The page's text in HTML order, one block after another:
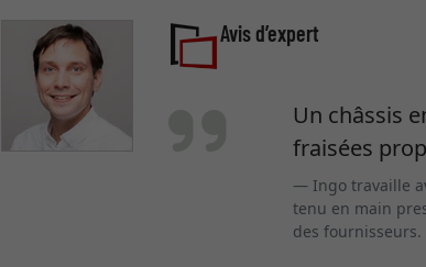
Avis d’expert
Un châssis
fraisées
Ingo travaille
tenu en main
des fournisseurs.